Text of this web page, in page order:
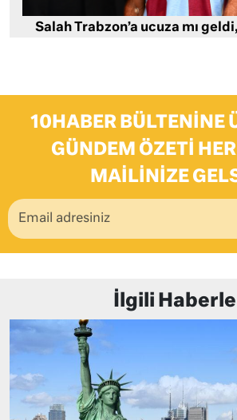
Salah Trabzon’a ucuza mı
10HABER BÜLTENINE
GÜNDEM ÖZETI
MAILINIZE
İlgili